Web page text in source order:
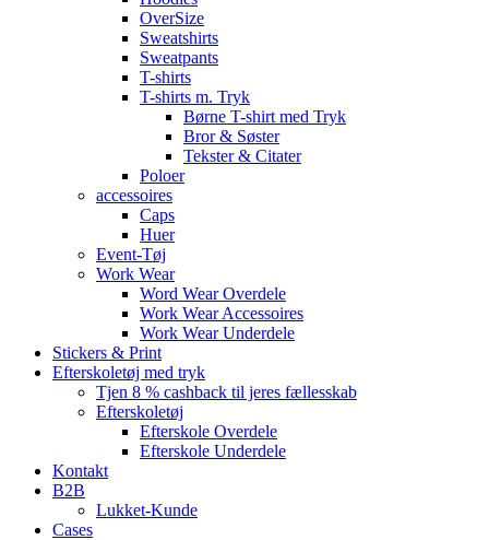
OverSize
Sweatshirts
Sweatpants
T-shirts
T-shirts m. Tryk
Børne T-shirt med Tryk
Bror & Søster
Tekster & Citater
Poloer
accessoires
Caps
Huer
Event-Tøj
Work Wear
Word Wear Overdele
Work Wear Accessoires
Work Wear Underdele
Stickers & Print
Efterskoletøj med tryk
Tjen 8 % cashback til jeres fællesskab
Efterskoletøj
Efterskole Overdele
Efterskole Underdele
Kontakt
B2B
Lukket-Kunde
Cases